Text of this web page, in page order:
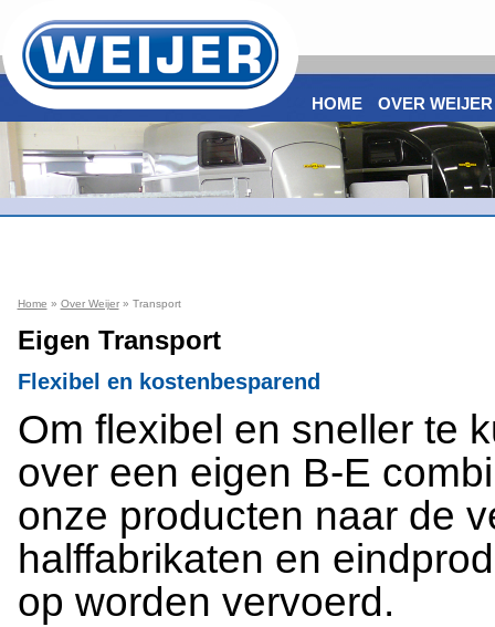
Home » Over Weijer» Transport
Eigen Transport
Flexibel en kostenbesparend
Om flexibel en sneller te
over een eigen B-E
onze producten naar de
halffabrikaten en
op worden vervoerd.
HOME OVER WEIJER